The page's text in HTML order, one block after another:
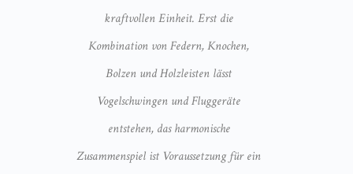
kraftvollen Einheit. Erst die
Kombination von Federn, Knochen,
Bolzen und Holzleisten lässt
Vogelschwingen und Fluggeräte
entstehen, das harmonische
Zusammenspiel ist Voraussetzung für ein